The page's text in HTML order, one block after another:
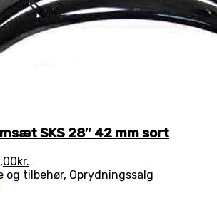
SKS 28″ 42 mm sort
kr.
aktuelle
og tilbehør, Oprydningssalg